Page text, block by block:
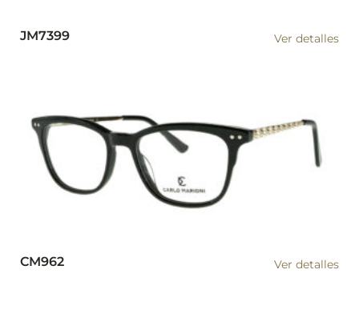
JM7399 Ver detalles
CM962 Ver detalles